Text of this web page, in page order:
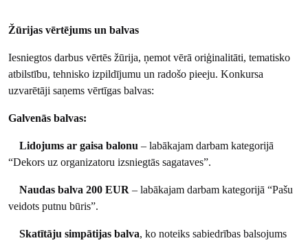
Žūrijas vērtējums un balvas
Iesniegtos darbus vērtēs žūrija, ņemot vērā oriģinalitāti, tematisko
atbilstību, tehnisko izpildījumu un radošo pieeju. Konkursa
uzvarētāji saņems vērtīgas balvas:
Galvenās balvas:
Lidojums ar gaisa balonu– labākajam darbam kategorijā
“Dekors uz organizatoru izsniegtās sagataves”.
Naudas balva 200 EUR– labākajam darbam kategorijā “Pašu
veidots putnu būris”.
Skatītāju simpātijas balva, ko noteiks sabiedrības balsojums